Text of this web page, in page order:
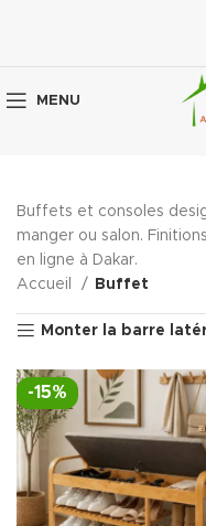
MENU
Buffets et consoles
manger ou salon.
en ligne à Dakar.
Accueil
Buffet
Monter la barre
-15%